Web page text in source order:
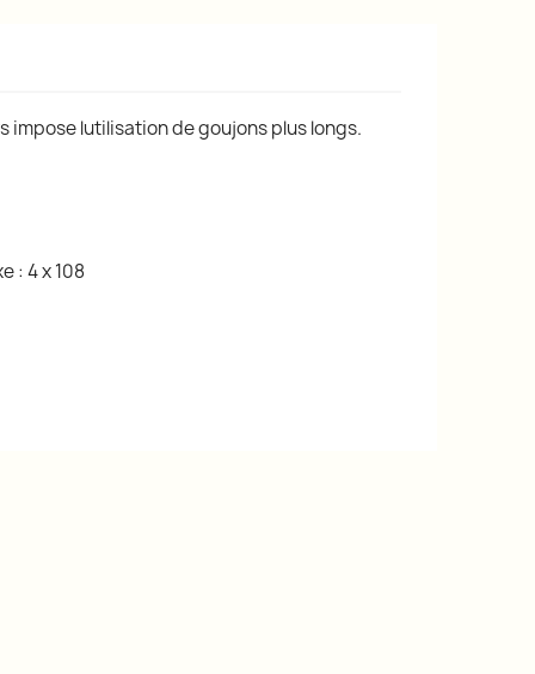
impose lutilisation de goujons plus longs.
: 4 x 108